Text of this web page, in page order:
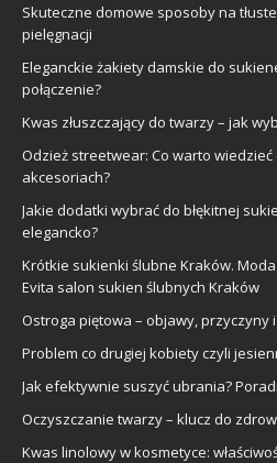
Skuteczne domowe sposoby na
pielęgnacji
Eleganckie żakiety damskie do
połączenie?
Kwas złuszczający do twarzy – jak
Odzież streetwear: Co warto
akcesoriach?
Jakie dodatki wybrać do błękitnej
elegancko?
Krótkie sukienki ślubne Kraków.
Evita salon sukien ślubnych Kraków
Ostroga piętowa – objawy,
Problem co drugiej kobiety czyli
Jak efektywnie suszyć ubrania?
Oczyszczanie twarzy – klucz do
Kwas linolowy w kosmetyce: